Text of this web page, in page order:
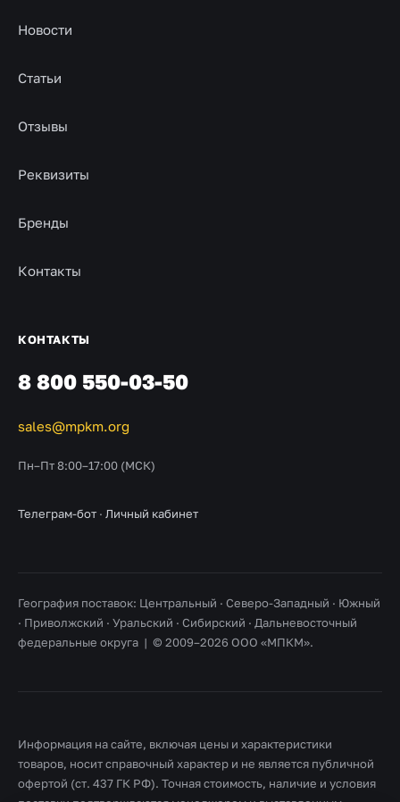
Новости
Статьи
Отзывы
Реквизиты
Бренды
Контакты
КОНТАКТЫ
8 800 550-03-50
sales@mpkm.org
Пн–Пт 8:00–17:00 (МСК)
Телеграм-бот · Личный кабинет
География поставок: Центральный · Северо-Западный · Южный
· Приволжский · Уральский · Сибирский · Дальневосточный
федеральные округа | © 2009–2026 ООО «МПКМ».
Информация на сайте, включая цены и характеристики
товаров, носит справочный характер и не является публичной
офертой (ст. 437 ГК РФ). Точная стоимость, наличие и условия